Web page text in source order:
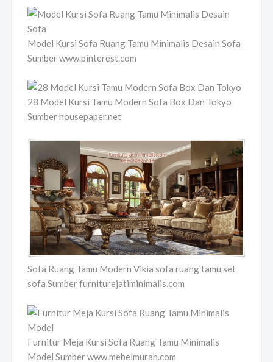
Model Kursi Sofa Ruang Tamu Minimalis Desain Sofa
Sumber www.pinterest.com
28 Model Kursi Tamu Modern Sofa Box Dan Tokyo
Sumber housepaper.net
Sofa Ruang Tamu Modern Vikia sofa ruang tamu set
sofa Sumber furniturejatiminimalis.com
Furnitur Meja Kursi Sofa Ruang Tamu Minimalis
Model Sumber www.mebelmurah.com